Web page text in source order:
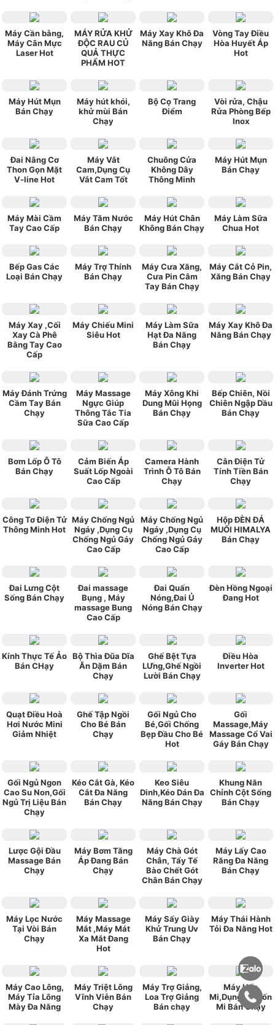
Máy Cần bằng,
Máy Cân Mực
Laser Hot
MÁY RỬA KHỬ
ĐỘC RAU CỦ
QUẢ THỰC
PHẨM HOT
Máy Xay Khô Đa
Năng Bán Chạy
Vòng Tay Điều
Hòa Huyết Áp
Hot
Máy Hút Mụn
Bán Chạy
Máy hút khói,
khử mùi Bán
Chạy
Bộ Cọ Trang
Điểm
Vòi rửa, Chậu
Rửa Phòng Bếp
Inox
Đai Nâng Cơ
Thon Gọn Mặt
V-line Hot
Máy Vắt
Cam,Dụng Cụ
Vắt Cam Tốt
Chuông Cửa
Không Dây
Thông Minh
Máy Hút Mụn
Bán Chạy
Máy Mài Cầm
Tay Cao Cấp
Máy Tăm Nước
Bán Chạy
Máy Hút Chân
Không Bán Chạy
Máy Làm Sữa
Chua Hot
Bếp Gas Các
Loại Bán Chạy
Máy Trợ Thính
Bán Chạy
Máy Cưa Xăng,
Cưa Pin Câm
Tay Bán Chạy
Máy Cắt Cỏ Pin,
Xăng Bán Chạy
Máy Xay ,Cối
Xay Cà Phê
Bằng Tay Cao
Cấp
Máy Chiếu Mini
Siêu Hot
Máy Làm Sữa
Hạt Đa Năng
Bán Chạy
Máy Xay Khô Đa
Năng Bán Chạy
Máy Đánh Trứng
Cầm Tay Bán
Chạy
Máy Massage
Ngực Giúp
Thông Tắc Tia
Sữa Cao Cấp
Máy Xông Khi
Dung Mũi Họng
Bán Chạy
Bếp Chiên, Nồi
Chiên Ngập Dầu
Bán Chạy
Bơm Lốp Ô Tô
Bán Chạy
Cảm Biến Áp
Suất Lốp Ngoài
Cao Cấp
Camera Hành
Trình Ô Tô Bán
Chạy
Cân Điện Tử
Tính Tiền Bán
Chạy
Công Tơ Điện Tử
Thông Minh Hot
Máy Chống Ngủ
Ngáy ,Dụng Cụ
Chống Ngủ Gáy
Cao Cấp
Máy Chống Ngủ
Ngáy ,Dụng Cụ
Chống Ngủ Gáy
Cao Cấp
Hộp ĐÈN ĐÁ
MUỐI HIMALYA
Bán Chạy
Đai Lưng Cột
Sống Bán Chạy
Đai massage
Bụng , Máy
massage Bung
Cao Cấp
Đai Quấn
Nóng,Đai Ủ
Nóng Bán Chạy
Đèn Hồng Ngoại
Đang Hot
Kính Thực Tế Ảo
Bán CHạy
Bộ Thìa Đũa Dĩa
Ăn Dặm Bán
Chạy
Ghế Bệt Tựa
LƯng,Ghế Ngồi
Lười Bán Chạy
Điều Hòa
Inverter Hot
Quạt Điều Hoà
Hơi Nước Mini
Giảm Nhiệt
Ghế Tập Ngồi
Cho Bé Bán
Chạy
Gối Ngủ Cho
Bé,Gối Chống
Bẹp Đầu Cho Bé
Hot
Gối
Massage,Máy
Massage Cổ Vai
Gáy Bán Chạy
Gối Ngủ Ngon
Cao Su Non,Gối
Ngủ Trị Liệu Bán
Chạy
Kéo Cắt Gà, Kéo
Cắt Đa Năng
Bán Chạy
Keo Siêu
Dinh,Kéo Dán Đa
Năng Bán Chạy
Khung Năn
Chỉnh Cột Sống
Bán Chạy
Lược Gội Đầu
Massage Bán
Chạy
Máy Bơm Tăng
Áp Đang Bán
Chạy
Máy Chà Gót
Chân, Tẩy Tế
Bào Chết Gót
Chân Bán Chạy
Máy Lấy Cao
Răng Đa Năng
Bán Chạy
Máy Lọc Nước
Tại Vòi Bán
Chạy
Máy Massage
Mắt ,Máy Mát
Xa Mắt Đang
Hot
Máy Sấy Giày
Khử Trung Uv
Bán Chạy
Máy Thái Hành
Tỏi Đa Năng Hot
Máy Cao Lông,
Máy Tỉa Lông
Mày Đa Năng
Máy Triệt Lông
Vĩnh Viễn Bán
Chạy
Máy Trợ Giảng,
Loa Trợ Giảng
Bán chạy
Máy Uốn
Mi,Dụng Cụ Uốn
Mi Bán Chạy